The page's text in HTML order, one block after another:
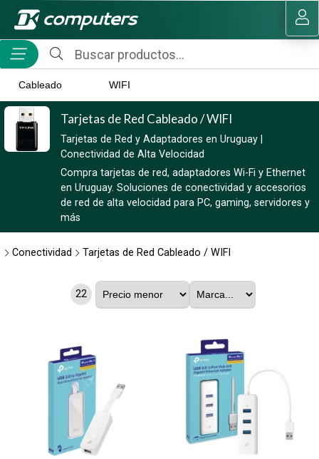
MI COMPRA
Cableado WIFI
Tarjetas de Red Cableado / WIFI
Tarjetas de Red y Adaptadores en Uruguay |
Conectividad de Alta Velocidad
Compra tarjetas de red, adaptadores Wi-Fi y Ethernet
en Uruguay. Soluciones de conectividad y accesorios
de red de alta velocidad para PC, gaming, servidores y
más
Conectividad Tarjetas de Red Cableado / WIFI
22